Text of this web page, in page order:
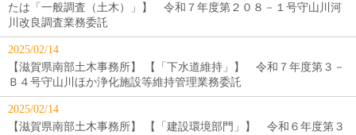
たは「一般調査（土木）」】 令和７年度第２０８－１号守山川河
川改良調査業務委託
2025/02/14
【滋賀県南部土木事務所】 【「下水道維持」】 令和７年度第３－
Ｂ４号守山川ほか浄化施設等維持管理業務委託
2025/02/14
【滋賀県南部土木事務所】 【「建設環境部門」】 令和６年度第３